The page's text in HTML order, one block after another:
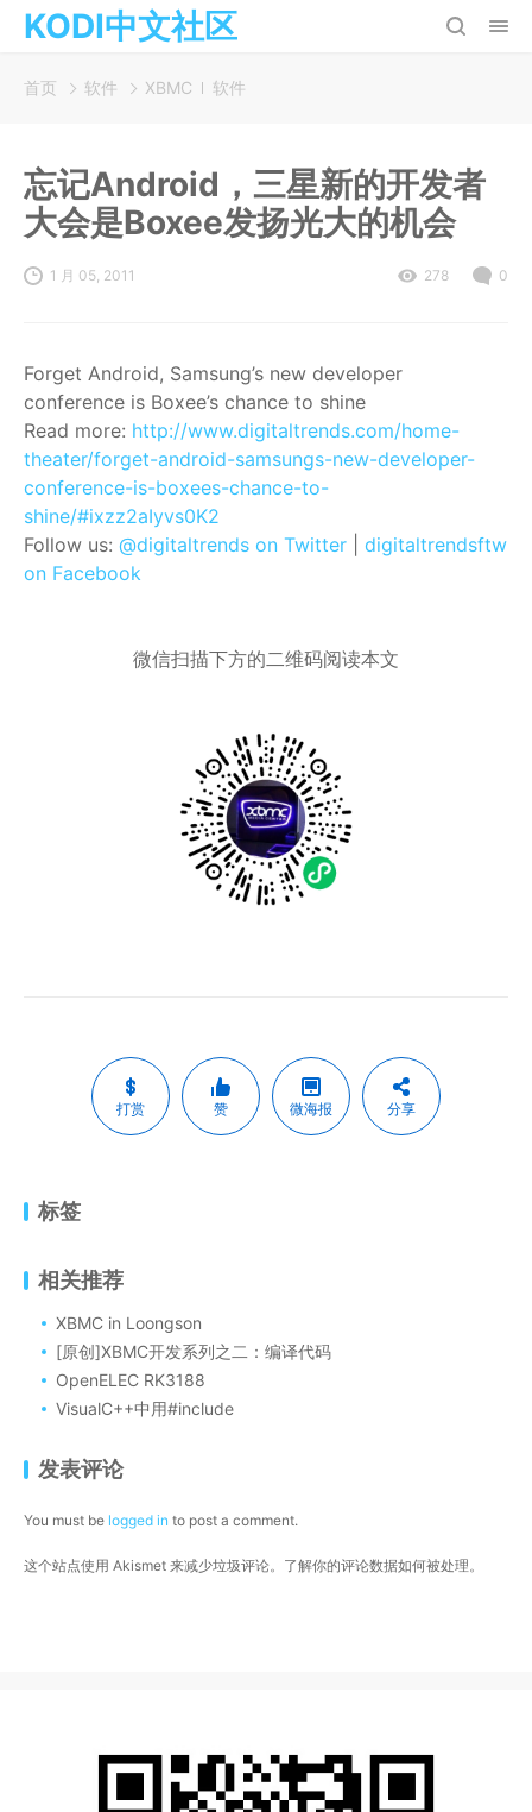
KODI中文社区
首页 软件 XBMC 软件
忘记Android，三星新的开发者
大会是Boxee发扬光大的机会
1 月 05, 2011 278 0
Forget Android, Samsung’s new developer
conference is Boxee’s chance to shine
Read more: http://www.digitaltrends.com/home-
theater/forget-android-samsungs-new-developer-
conference-is-boxees-chance-to-
shine/#ixzz2aIyvs0K2
Follow us: @digitaltrends on Twitter
digitaltrendsftw
on Facebook
微信扫描下方的二维码阅读本文
打赏 赞 微海报 分享
标签
相关推荐
XBMC in Loongson
[原创]XBMC开发系列之二：编译代码
OpenELEC RK3188
VisualC++中用#include
发表评论
You must be logged in to post a comment.
这个站点使用 Akismet 来减少垃圾评论。 了解你的评论数据如何被处理。